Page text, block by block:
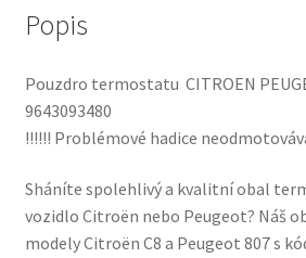
Popis
Pouzdro termostatu CITROEN
9643093480
!!!!!! Problémové hadice
Sháníte spolehlivý a kvalitní obal
vozidlo Citroën nebo Peugeot? Náš
modely Citroën C8 a Peugeot 807 s